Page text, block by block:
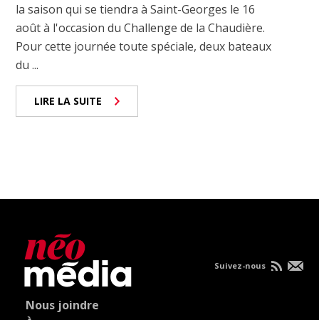
la saison qui se tiendra à Saint-Georges le 16
août à l'occasion du Challenge de la Chaudière.
Pour cette journée toute spéciale, deux bateaux
du ...
LIRE LA SUITE
Nous joindre
Suivez-nous